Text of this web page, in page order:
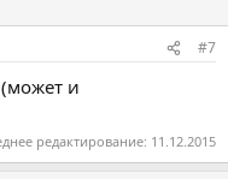
#7
и
редактирование: 11.12.2015